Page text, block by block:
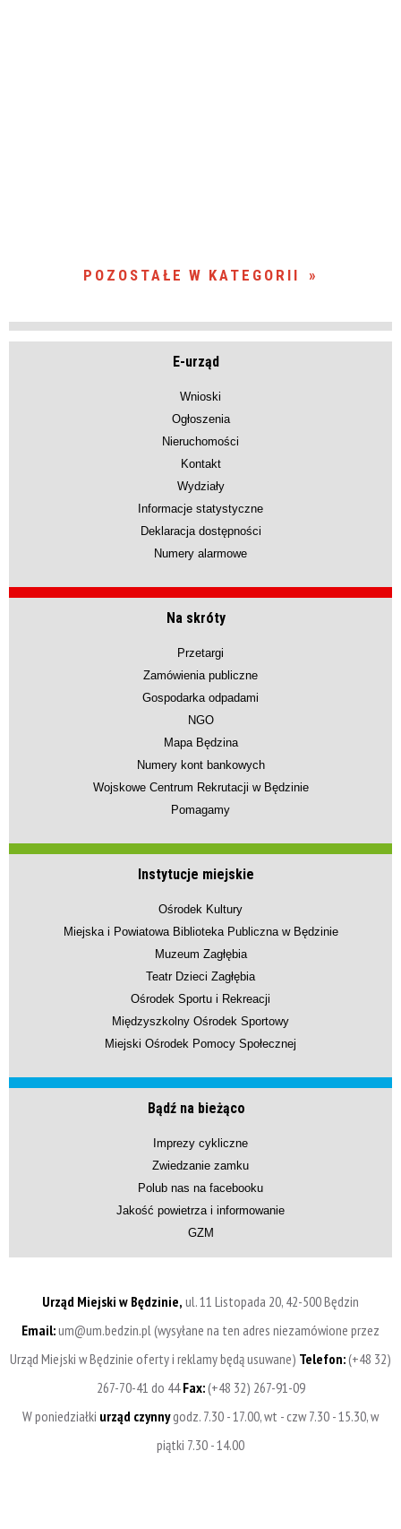
POZOSTAŁE W KATEGORII
E-urząd
Wnioski
Ogłoszenia
Nieruchomości
Kontakt
Wydziały
Informacje statystyczne
Deklaracja dostępności
Numery alarmowe
Na skróty
Przetargi
Zamówienia publiczne
Gospodarka odpadami
NGO
Mapa Będzina
Numery kont bankowych
Wojskowe Centrum Rekrutacji w Będzinie
Pomagamy
Instytucje miejskie
Ośrodek Kultury
Miejska i Powiatowa Biblioteka Publiczna w Będzinie
Muzeum Zagłębia
Teatr Dzieci Zagłębia
Ośrodek Sportu i Rekreacji
Międzyszkolny Ośrodek Sportowy
Miejski Ośrodek Pomocy Społecznej
Bądź na bieżąco
Imprezy cykliczne
Zwiedzanie zamku
Polub nas na facebooku
Jakość powietrza i informowanie
GZM
Urząd Miejski w Będzinie, ul. 11 Listopada 20, 42-500 Będzin
Email:um@um.bedzin.pl (wysyłane na ten adres niezamówione przez
Urząd Miejski w Będzinie oferty i reklamy będą usuwane) Telefon:(+48 32)
267-70-41 do 44Fax:(+48 32) 267-91-09
W poniedziałki urząd czynnygodz. 7.30 - 17.00, wt - czw 7.30 - 15.30, w
piątki 7.30 - 14.00